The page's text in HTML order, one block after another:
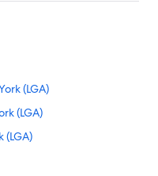
(LGA)
(LGA)
(LGA)